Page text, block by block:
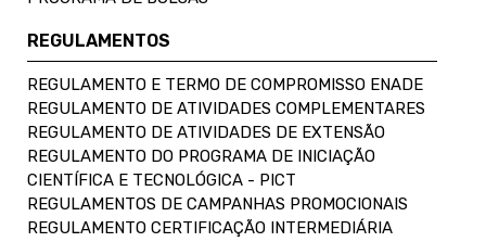
REGULAMENTOS
REGULAMENTO E TERMO DE COMPROMISSO ENADE
REGULAMENTO DE ATIVIDADES COMPLEMENTARES
REGULAMENTO DE ATIVIDADES DE EXTENSÃO
REGULAMENTO DO PROGRAMA DE INICIAÇÃO
CIENTÍFICA E TECNOLÓGICA - PICT
REGULAMENTOS DE CAMPANHAS PROMOCIONAIS
REGULAMENTO CERTIFICAÇÃO INTERMEDIÁRIA